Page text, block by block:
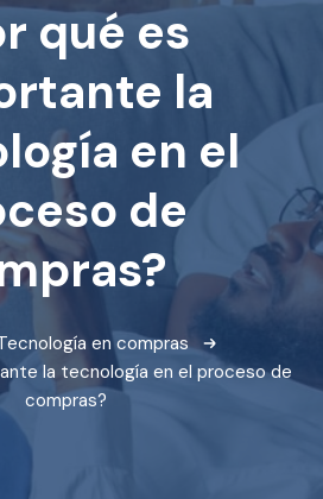
qué es
la
en el
de
en compras
la tecnología en el proceso de
compras?